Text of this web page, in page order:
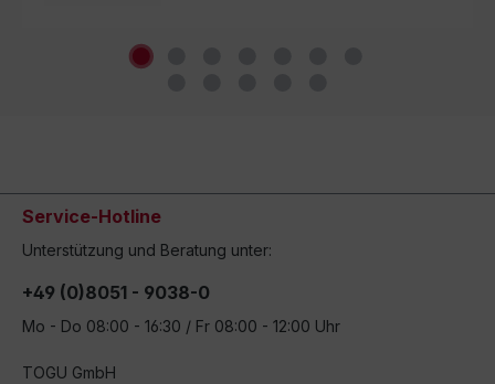
Service-Hotline
Unterstützung und Beratung unter:
+49 (0)8051 - 9038-0
Mo - Do 08:00 - 16:30 / Fr 08:00 - 12:00 Uhr
TOGU GmbH